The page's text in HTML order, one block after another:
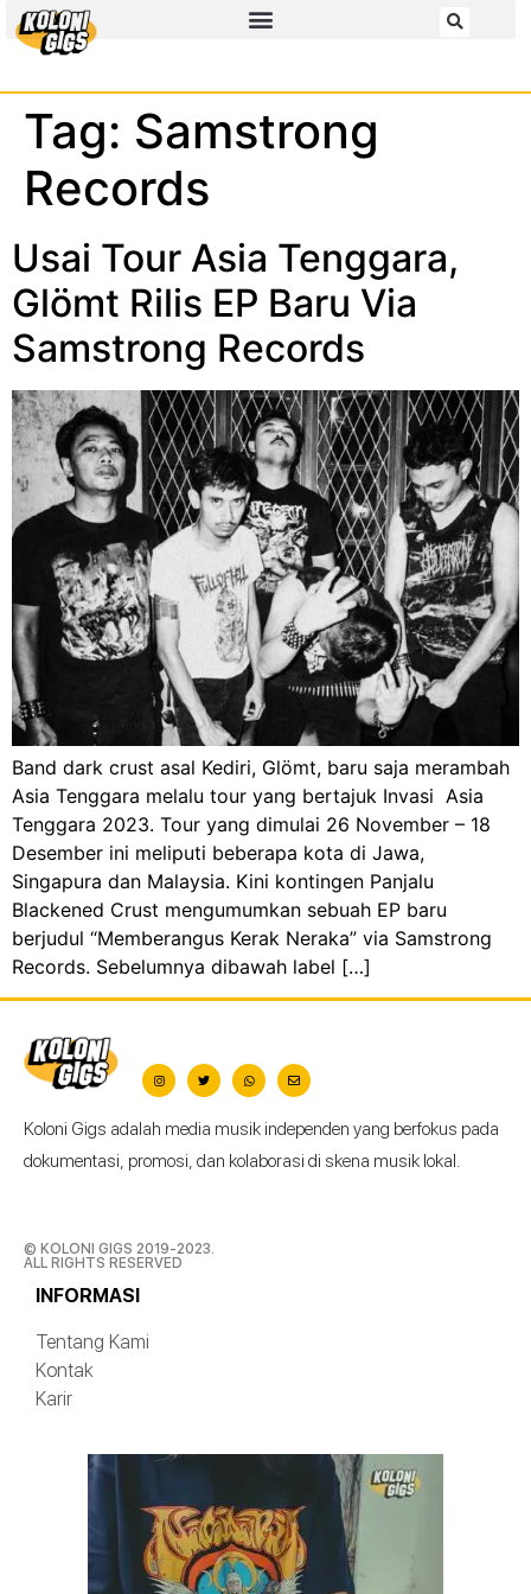
Tag: Samstrong
Records
Usai Tour Asia Tenggara,
Glömt Rilis EP Baru Via
Samstrong Records
Band dark crust asal Kediri, Glömt, baru saja merambah
Asia Tenggara melalu tour yang bertajuk Invasi Asia
Tenggara 2023. Tour yang dimulai 26 November – 18
Desember ini meliputi beberapa kota di Jawa,
Singapura dan Malaysia. Kini kontingen Panjalu
Blackened Crust mengumumkan sebuah EP baru
berjudul “Memberangus Kerak Neraka” via Samstrong
Records. Sebelumnya dibawah label […]
Koloni Gigs adalah media musik independen yang berfokus pada
dokumentasi, promosi, dan kolaborasi di skena musik lokal.
© KOLONI GIGS 2019-2023.
ALL RIGHTS RESERVED
INFORMASI
Tentang Kami
Kontak
Karir